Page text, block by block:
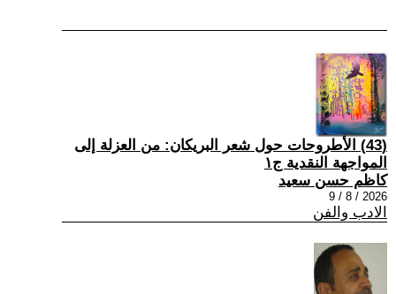
(43) الأطروحات حول شعر البريكان: من العزلة إلى
المواجهة النقدية ج١
كاظم حسن سعيد
2026 / 8 / 9
الادب والفن